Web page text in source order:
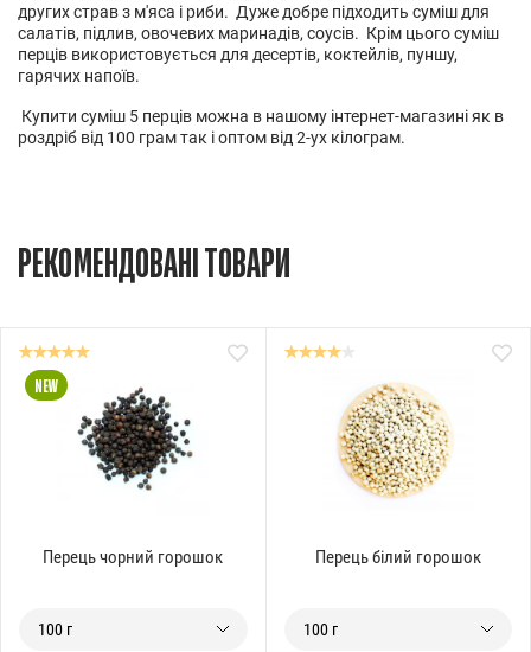
других страв з м'яса і риби. Дуже добре підходить суміш для
салатів, підлив, овочевих маринадів, соусів. Крім цього суміш
перців використовується для десертів, коктейлів, пуншу,
гарячих напоїв.
Купити суміш 5 перців можна в нашому інтернет-магазині як в
роздріб від 100 грам так і оптом від 2-ух кілограм.
РЕКОМЕНДОВАНІ ТОВАРИ
Перець чорний горошок
100 г
NEW
Перець білий горошок
100 г